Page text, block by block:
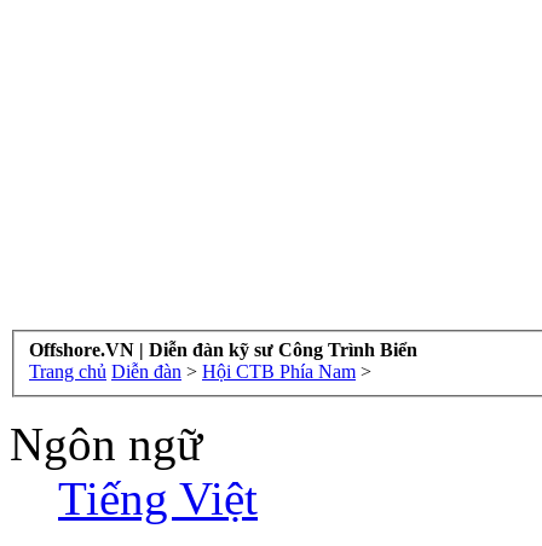
Offshore.VN | Diễn đàn kỹ sư Công Trình Biển
Trang chủ Diễn đàn > Hội CTB Phía Nam >
Ngôn ngữ
Tiếng Việt